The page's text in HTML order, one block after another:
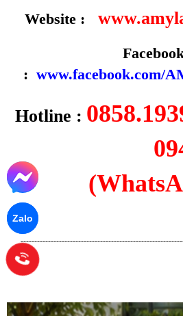
Website :
: www.facebook.com/
Hotline :
Zalo